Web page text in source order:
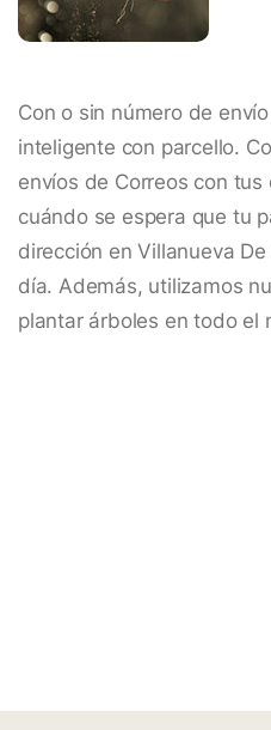
Con o sin número de
inteligente con parcello.
envíos de Correos con
cuándo se espera que tu
dirección en Villanueva
día. Además, utilizamos
plantar árboles en todo el